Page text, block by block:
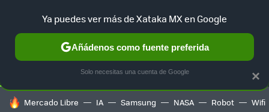
SELECCIÓN GAMING HOME AUTO TERRITORIO
HOY SE HABLA DE
Mercado Libre IA Samsung NASA Robot Wifi
×
Ya puedes ver más de Xataka MX en Google
Añádenos como fuente preferida
Solo necesitas una cuenta de Google